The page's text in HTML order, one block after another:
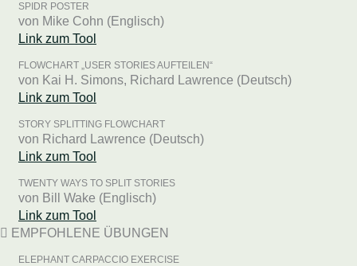
SPIDR POSTER
von Mike Cohn (Englisch)
Link zum Tool
FLOWCHART „USER STORIES AUFTEILEN“
von Kai H. Simons, Richard Lawrence (Deutsch)
Link zum Tool
STORY SPLITTING FLOWCHART
von Richard Lawrence (Deutsch)
Link zum Tool
TWENTY WAYS TO SPLIT STORIES
von Bill Wake (Englisch)
Link zum Tool
EMPFOHLENE ÜBUNGEN
ELEPHANT CARPACCIO EXERCISE